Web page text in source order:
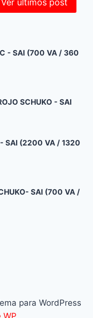
Ver últimos post
- SAI (700 VA / 360
SCHUKO - SAI
SAI (2200 VA / 1320
SAI (700 VA /
para WordPress